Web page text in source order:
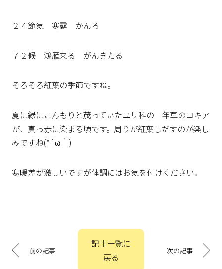
２４節気 寒露 かんろ
７２候 鴻雁来る がんきたる
そろそろ紅葉の季節ですね。
夏に緑にこんもりと茂っていたユリ科の一年草のコキア
が、真っ赤に染まる頃です。周りが紅葉しだすのが楽し
みですね(*´ω｀)
寒暖差が激しいですが体調にはお気を付けください。
稿
ナ
前の記事
記事一覧に
戻る
次の記事